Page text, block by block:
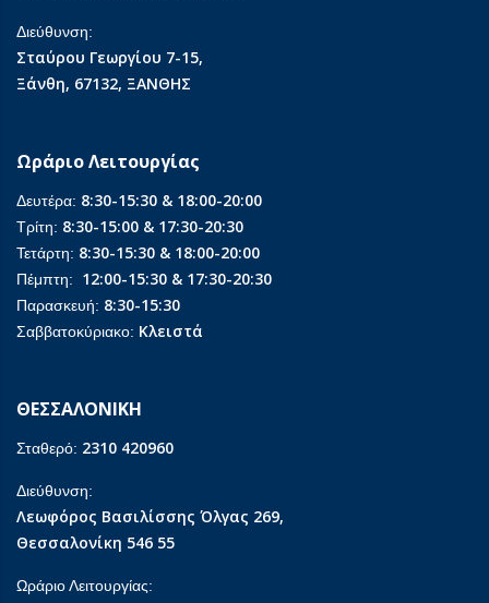
Διεύθυνση:
Σταύρου Γεωργίου 7-15,
Ξάνθη, 67132, ΞΑΝΘΗΣ
Ωράριο Λειτουργίας
Δευτέρα: 8:30-15:30 & 18:00-20:00
Τρίτη: 8:30-15:00 & 17:30-20:30
Τετάρτη: 8:30-15:30 & 18:00-20:00
Πέμπτη: 12:00-15:30 & 17:30-20:30
Παρασκευή: 8:30-15:30
Σαββατοκύριακο: Κλειστά
ΘΕΣΣΑΛΟΝΙΚΗ
Σταθερό: 2310 420960
Διεύθυνση:
Λεωφόρος Βασιλίσσης Όλγας 269,
Θεσσαλονίκη 546 55
Ωράριο Λειτουργίας: